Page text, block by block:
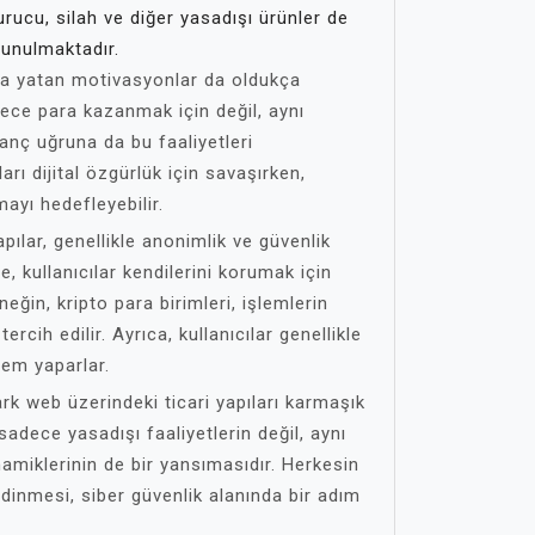
silah ve diğer yasadışı ürünler de
yatan motivasyonlar da oldukça
para kazanmak için değil, aynı
uğruna da bu faaliyetleri
dijital özgürlük için savaşırken,
hedefleyebilir.
genellikle anonimlik ve güvenlik
kullanıcılar kendilerini korumak için
kripto para birimleri, işlemlerin
edilir. Ayrıca, kullanıcılar genellikle
yaparlar.
web üzerindeki ticari yapıları karmaşık
yasadışı faaliyetlerin değil, aynı
de bir yansımasıdır. Herkesin
siber güvenlik alanında bir adım